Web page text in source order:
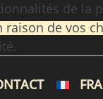
de la
de vos